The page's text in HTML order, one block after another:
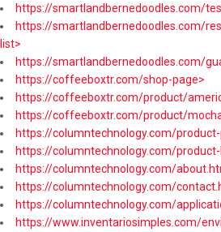
https://smartlandbernedoodles.com/
https://smartlandbernedoodles.com/
list>
https://smartlandbernedoodles.com/
https://coffeeboxtr.com/shop-page>
https://coffeeboxtr.com/product/
https://coffeeboxtr.com/product/
https://columntechnology.com/
https://columntechnology.com/
https://columntechnology.com/
https://columntechnology.com/
https://columntechnology.com/
https://www.inventariosimples.com/